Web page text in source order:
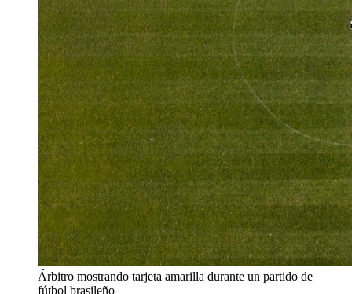
Árbitro mostrando tarjeta amarilla durante un partido de
fútbol brasileño